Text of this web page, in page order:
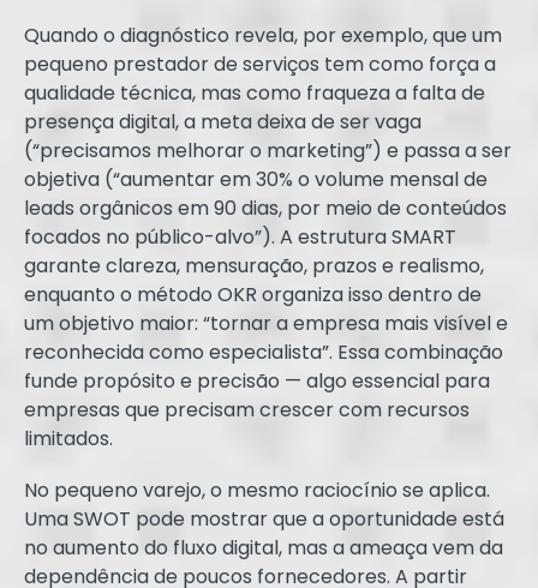
Quando o diagnóstico revela, por exemplo, que um
pequeno prestador de serviços tem como força a
qualidade técnica, mas como fraqueza a falta de
presença digital, a meta deixa de ser vaga
(“precisamos melhorar o marketing”) e passa a ser
objetiva (“aumentar em 30% o volume mensal de
leads orgânicos em 90 dias, por meio de conteúdos
focados no público-alvo”). A estrutura SMART
garante clareza, mensuração, prazos e realismo,
enquanto o método OKR organiza isso dentro de
um objetivo maior: “tornar a empresa mais visível e
reconhecida como especialista”. Essa combinação
funde propósito e precisão — algo essencial para
empresas que precisam crescer com recursos
limitados.
No pequeno varejo, o mesmo raciocínio se aplica.
Uma SWOT pode mostrar que a oportunidade está
no aumento do fluxo digital, mas a ameaça vem da
dependência de poucos fornecedores. A partir